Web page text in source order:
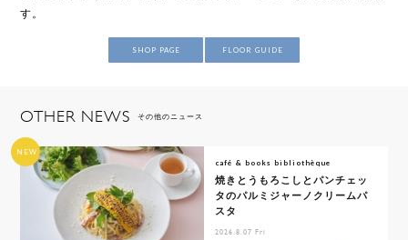
す。
SHOP PAGE FLOOR GUIDE
OTHER NEWS その他のニュース
NEW
café & books bibliothèque
焼きとうもろこしとパンチェッ
タのパルミジャーノクリームパ
スタ
2026.8.07 Fri